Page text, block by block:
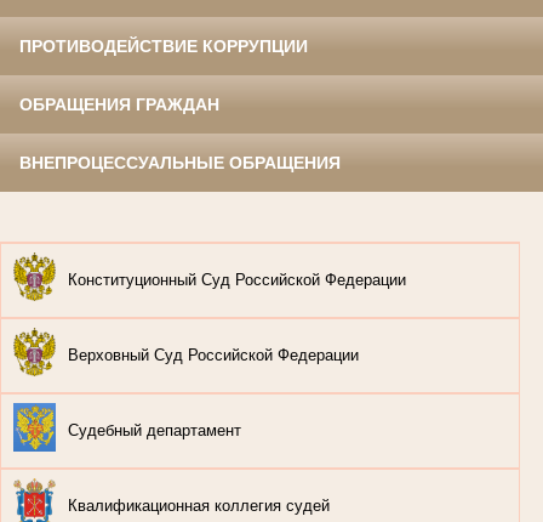
ПРОТИВОДЕЙСТВИЕ КОРРУПЦИИ
ОБРАЩЕНИЯ ГРАЖДАН
ВНЕПРОЦЕССУАЛЬНЫЕ ОБРАЩЕНИЯ
Конституционный Суд Российской Федерации
Верховный Суд Российской Федерации
Судебный департамент
Квалификационная коллегия судей